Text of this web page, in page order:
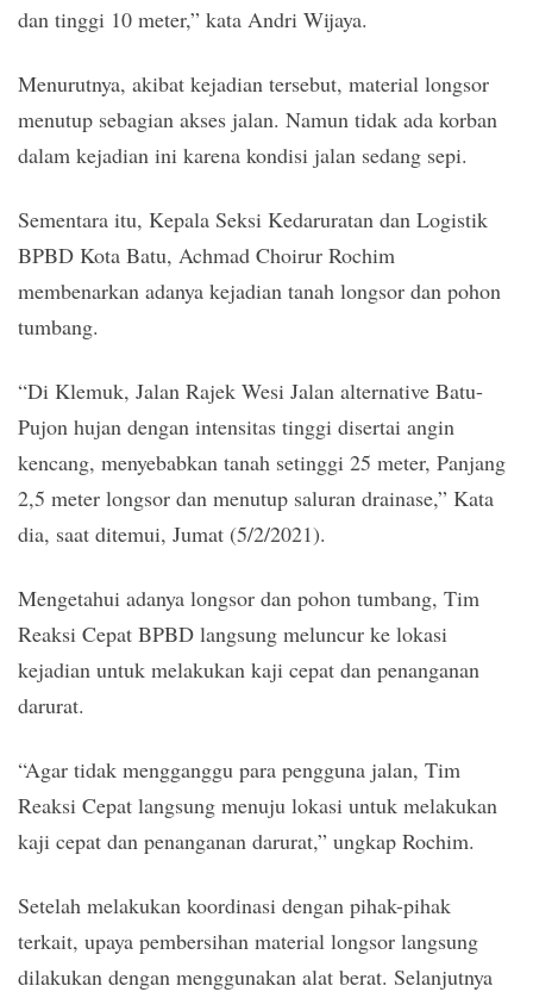
dan tinggi 10 meter,” kata Andri Wijaya.
Menurutnya, akibat kejadian tersebut, material longsor
menutup sebagian akses jalan. Namun tidak ada korban
dalam kejadian ini karena kondisi jalan sedang sepi.
Sementara itu, Kepala Seksi Kedaruratan dan Logistik
BPBD Kota Batu, Achmad Choirur Rochim
membenarkan adanya kejadian tanah longsor dan pohon
tumbang.
“Di Klemuk, Jalan Rajek Wesi Jalan alternative Batu-
Pujon hujan dengan intensitas tinggi disertai angin
kencang, menyebabkan tanah setinggi 25 meter, Panjang
2,5 meter longsor dan menutup saluran drainase,” Kata
dia, saat ditemui, Jumat (5/2/2021).
Mengetahui adanya longsor dan pohon tumbang, Tim
Reaksi Cepat BPBD langsung meluncur ke lokasi
kejadian untuk melakukan kaji cepat dan penanganan
darurat.
“Agar tidak mengganggu para pengguna jalan, Tim
Reaksi Cepat langsung menuju lokasi untuk melakukan
kaji cepat dan penanganan darurat,” ungkap Rochim.
Setelah melakukan koordinasi dengan pihak-pihak
terkait, upaya pembersihan material longsor langsung
dilakukan dengan menggunakan alat berat. Selanjutnya